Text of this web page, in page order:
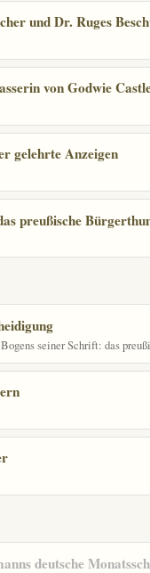
und Dr. Ruges
von Godwie
gelehrte Anzeigen
preußische
seiner Schrift: das
deutsche